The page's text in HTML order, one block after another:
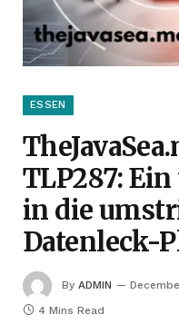
ESSEN
TLP287:
in die
Datenleck-
By ADMIN
4 Mins Read